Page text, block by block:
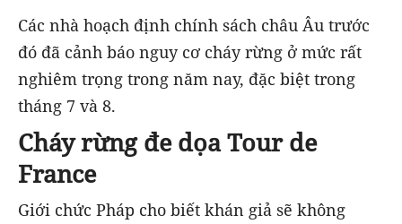
Các nhà hoạch định chính sách châu Âu trước
đó đã cảnh báo nguy cơ cháy rừng ở mức rất
nghiêm trọng trong năm nay, đặc biệt trong
tháng 7 và 8.
Cháy rừng đe dọa Tour de
France
Giới chức Pháp cho biết khán giả sẽ không